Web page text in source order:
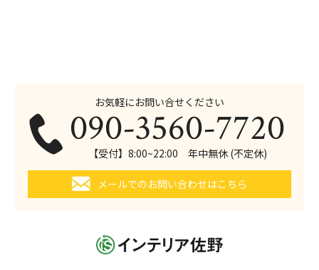
お気軽にお問い合せください
090-3560-7720
【受付】8:00~22:00 年中無休 (不定休)
メールでのお問い合わせはこちら